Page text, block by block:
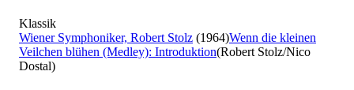
Klassik
Wiener Symphoniker, Robert Stolz (1964)Wenn die kleinen
Veilchen blühen (Medley): Introduktion(Robert Stolz/Nico
Dostal)